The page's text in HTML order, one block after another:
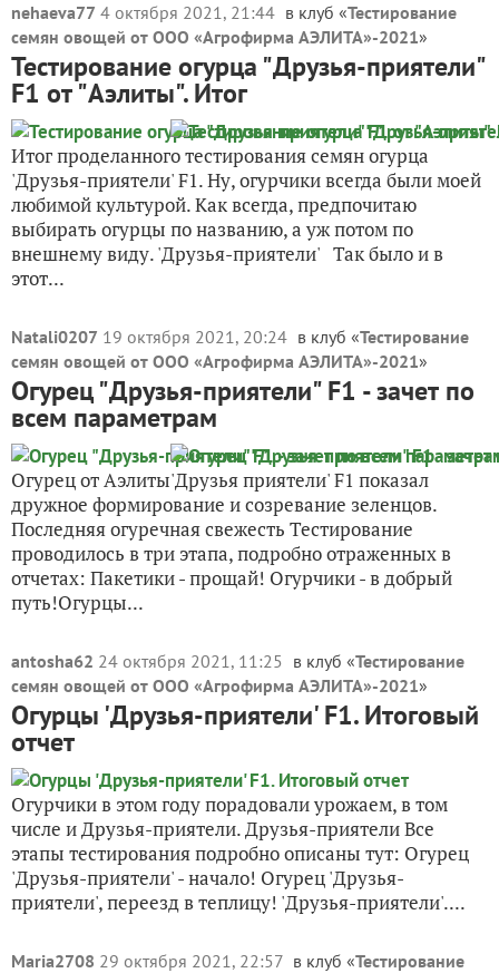
nehaeva77 4 октября 2021, 21:44 в клуб «Тестирование
семян овощей от ООО «Агрофирма АЭЛИТА»-2021»
Тестирование огурца "Друзья-приятели"
F1 от "Аэлиты". Итог
Итог проделанного тестирования семян огурца
'Друзья-приятели' F1. Ну, огурчики всегда были моей
любимой культурой. Как всегда, предпочитаю
выбирать огурцы по названию, а уж потом по
внешнему виду. 'Друзья-приятели' Так было и в
этот...
Natali0207 19 октября 2021, 20:24 в клуб «Тестирование
семян овощей от ООО «Агрофирма АЭЛИТА»-2021»
Огурец "Друзья-приятели" F1 - зачет по
всем параметрам
Огурец от Аэлиты'Друзья приятели' F1 показал
дружное формирование и созревание зеленцов.
Последняя огуречная свежесть Тестирование
проводилось в три этапа, подробно отраженных в
отчетах: Пакетики - прощай! Огурчики - в добрый
путь!Огурцы...
antosha62 24 октября 2021, 11:25 в клуб «Тестирование
семян овощей от ООО «Агрофирма АЭЛИТА»-2021»
Огурцы 'Друзья-приятели' F1. Итоговый
отчет
Огурчики в этом году порадовали урожаем, в том
числе и Друзья-приятели. Друзья-приятели Все
этапы тестирования подробно описаны тут: Огурец
'Друзья-приятели' - начало! Огурец 'Друзья-
приятели', переезд в теплицу! 'Друзья-приятели'....
Maria2708 29 октября 2021, 22:57 в клуб «Тестирование